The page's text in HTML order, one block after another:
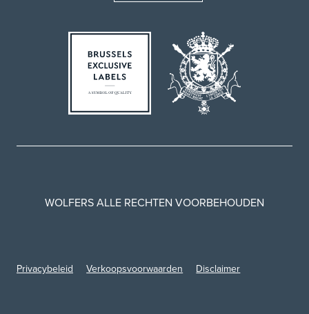
WOLFERS ALLE RECHTEN VOORBEHOUDEN
Privacybeleid Verkoopsvoorwaarden Disclaimer